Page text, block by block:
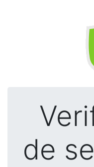
de